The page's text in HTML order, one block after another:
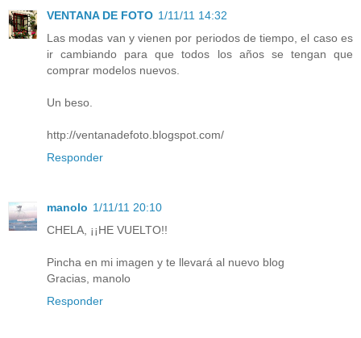
VENTANA DE FOTO 1/11/11 14:32
Las modas van y vienen por periodos de tiempo, el caso es
ir cambiando para que todos los años se tengan que
comprar modelos nuevos.
Un beso.
http://ventanadefoto.blogspot.com/
Responder
manolo 1/11/11 20:10
CHELA, ¡¡HE VUELTO!!
Pincha en mi imagen y te llevará al nuevo blog
Gracias, manolo
Responder